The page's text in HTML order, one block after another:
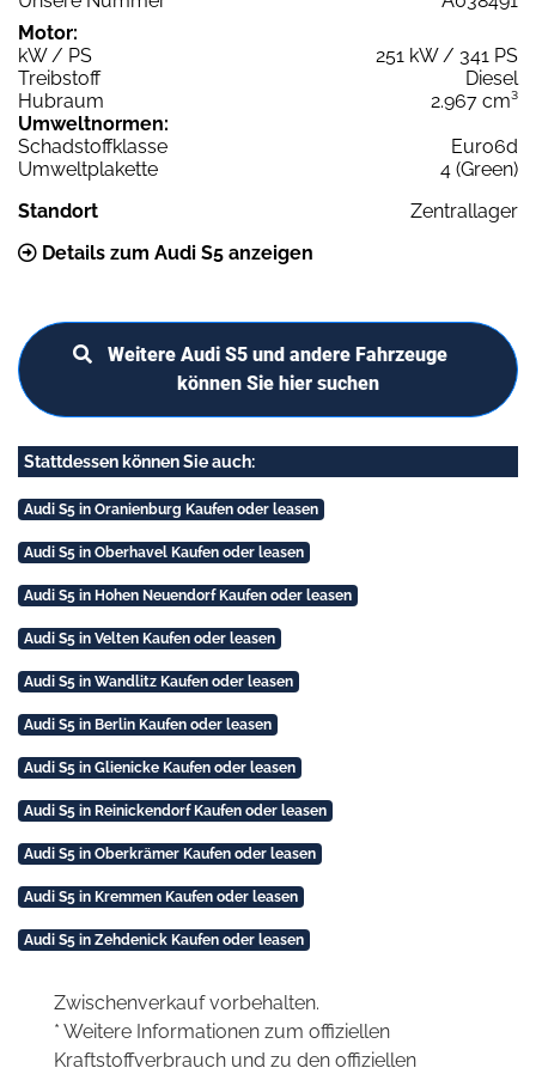
Motor:
kW / PS
251 kW / 341 PS
Treibstoff
Diesel
Hubraum
2.967 cm³
Umweltnormen:
Schadstoffklasse
Euro6d
Umweltplakette
4 (Green)
Standort
Zentrallager
Details zum Audi S5 anzeigen
Weitere Audi S5 und andere Fahrzeuge
können Sie hier suchen
Stattdessen können Sie auch:
Audi S5 in Oranienburg Kaufen oder leasen
Audi S5 in Oberhavel Kaufen oder leasen
Audi S5 in Hohen Neuendorf Kaufen oder leasen
Audi S5 in Velten Kaufen oder leasen
Audi S5 in Wandlitz Kaufen oder leasen
Audi S5 in Berlin Kaufen oder leasen
Audi S5 in Glienicke Kaufen oder leasen
Audi S5 in Reinickendorf Kaufen oder leasen
Audi S5 in Oberkrämer Kaufen oder leasen
Audi S5 in Kremmen Kaufen oder leasen
Audi S5 in Zehdenick Kaufen oder leasen
Zwischenverkauf vorbehalten.
* Weitere Informationen zum offiziellen
Kraftstoffverbrauch und zu den offiziellen